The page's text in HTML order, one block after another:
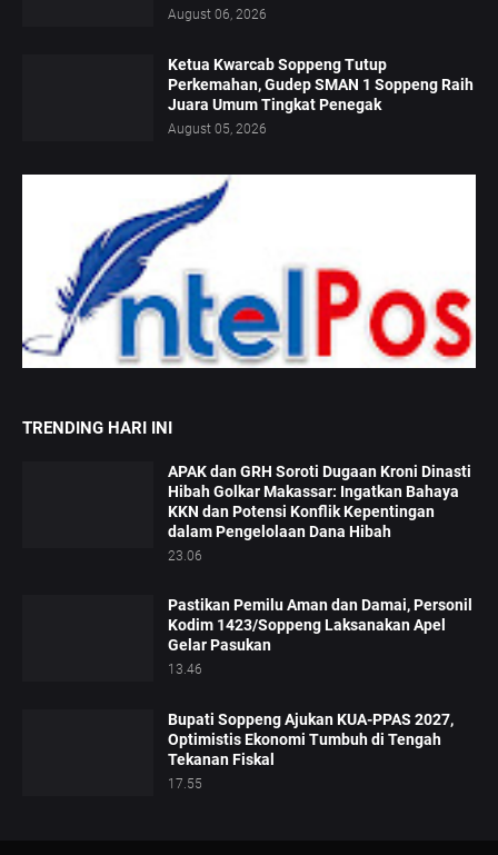
August 06, 2026
Ketua Kwarcab Soppeng Tutup
Perkemahan, Gudep SMAN 1 Soppeng Raih
Juara Umum Tingkat Penegak
August 05, 2026
TRENDING HARI INI
APAK dan GRH Soroti Dugaan Kroni Dinasti
Hibah Golkar Makassar: Ingatkan Bahaya
KKN dan Potensi Konflik Kepentingan
dalam Pengelolaan Dana Hibah
23.06
Pastikan Pemilu Aman dan Damai, Personil
Kodim 1423/Soppeng Laksanakan Apel
Gelar Pasukan
13.46
Bupati Soppeng Ajukan KUA-PPAS 2027,
Optimistis Ekonomi Tumbuh di Tengah
Tekanan Fiskal
17.55